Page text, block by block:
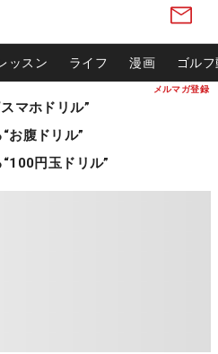
メルマガ登録
ッスン ライフ 漫画 ゴル
マホドリル”
お腹ドリル”
円玉ドリル”